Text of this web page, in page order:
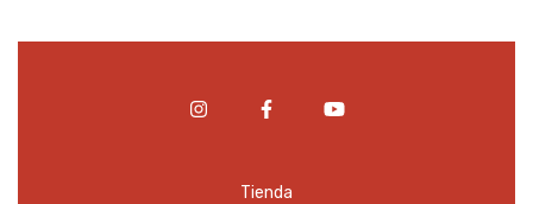
Tienda